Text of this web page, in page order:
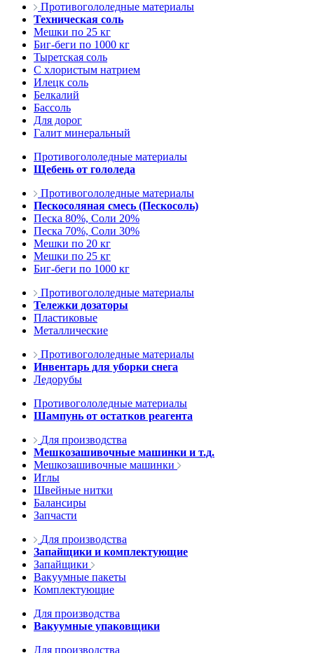
Противогололедные материалы
Техническая соль
Мешки по 25 кг
Биг-беги по 1000 кг
Тыретская соль
С хлористым натрием
Илецк соль
Белкалий
Бассоль
Для дорог
Галит минеральный
Противогололедные материалы
Щебень от гололеда
Противогололедные материалы
Пескосоляная смесь (Пескосоль)
Песка 80%, Соли 20%
Песка 70%, Соли 30%
Мешки по 20 кг
Мешки по 25 кг
Биг-беги по 1000 кг
Противогололедные материалы
Тележки дозаторы
Пластиковые
Металлические
Противогололедные материалы
Инвентарь для уборки снега
Ледорубы
Противогололедные материалы
Шампунь от остатков реагента
Для производства
Мешкозашивочные машинки и т.д.
Мешкозашивочные машинки
Иглы
Швейные нитки
Балансиры
Запчасти
Для производства
Запайщики и комплектующие
Запайщики
Вакуумные пакеты
Комплектующие
Для производства
Вакуумные упаковщики
Для производства